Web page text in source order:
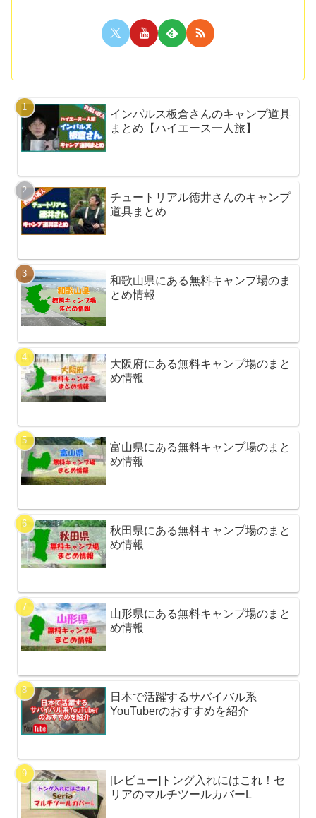
インパルス板倉さんのキャンプ道具
まとめ【ハイエース一人旅】
チュートリアル徳井さんのキャンプ
道具まとめ
和歌山県にある無料キャンプ場のま
とめ情報
大阪府にある無料キャンプ場のまと
め情報
富山県にある無料キャンプ場のまと
め情報
秋田県にある無料キャンプ場のまと
め情報
山形県にある無料キャンプ場のまと
め情報
日本で活躍するサバイバル系
YouTuberのおすすめを紹介
[レビュー]トング入れにはこれ！セ
リアのマルチツールカバーL